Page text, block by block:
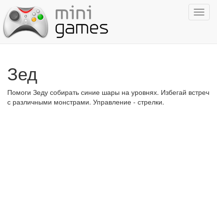
Зед
Помоги Зеду собирать синие шары на уровнях. Избегай встреч
с различными монстрами. Управление - стрелки.